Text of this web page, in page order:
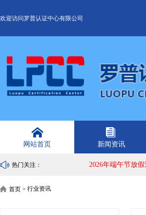
欢迎访问罗普认证中心有限公司
网站首页 新闻资讯
热门关注： 2026年端午节放假通知
首页 > 行业资讯